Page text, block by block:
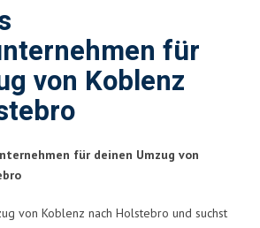
für
von Koblenz
für deinen Umzug von
von Koblenz nach Holstebro und suchst